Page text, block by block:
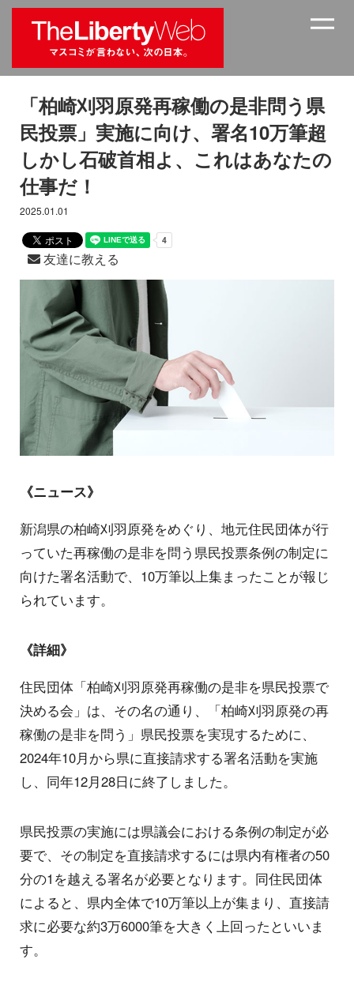
「柏崎刈羽原発再稼働の是非問う県
民投票」実施に向け、署名10万筆超
しかし石破首相よ、これはあなたの
仕事だ！
2025.01.01
友達に教える
《ニュース》
新潟県の柏崎刈羽原発をめぐり、地元住民団体が行
っていた再稼働の是非を問う県民投票条例の制定に
向けた署名活動で、10万筆以上集まったことが報じ
られています。
《詳細》
住民団体「柏崎刈羽原発再稼働の是非を県民投票で
決める会」は、その名の通り、「柏崎刈羽原発の再
稼働の是非を問う」県民投票を実現するために、
2024年10月から県に直接請求する署名活動を実施
し、同年12月28日に終了しました。
県民投票の実施には県議会における条例の制定が必
要で、その制定を直接請求するには県内有権者の50
分の1を越える署名が必要となります。同住民団体
によると、県内全体で10万筆以上が集まり、直接請
求に必要な約3万6000筆を大きく上回ったといいま
す。